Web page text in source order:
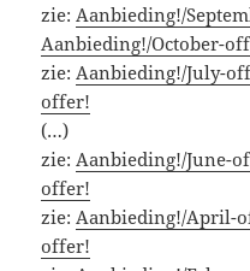
zie: Aanbieding!/
Aanbieding!/October-
zie: Aanbieding!/July-
offer!
(…)
zie: Aanbieding!/June-
offer!
zie: Aanbieding!/April-
offer!